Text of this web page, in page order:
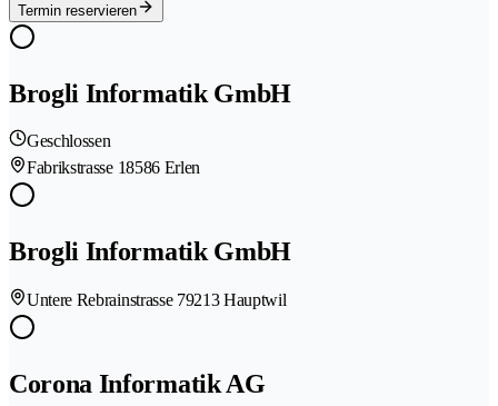
Termin reservieren
Brogli Informatik GmbH
Geschlossen
Fabrikstrasse 18586 Erlen
Brogli Informatik GmbH
Untere Rebrainstrasse 79213 Hauptwil
Corona Informatik AG